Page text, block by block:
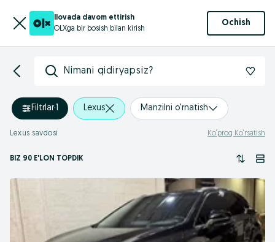
Ilovada davom ettirish
OLXga bir bosish bilan kirish
Ochish
Nimani qidiryapsiz?
Filtrlar·1 Lexus Manzilni o'rnatish
Lexus savdosi Ko‘proq Ko‘rsatish
BIZ 90 E'LON TOPDIK